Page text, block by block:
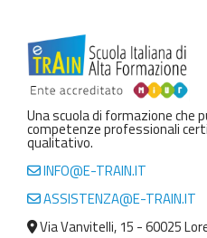
Una scuola di formazione che
competenze professionali
qualitativo.
INFO@E-TRAIN.IT
ASSISTENZA@E-TRAIN.IT
Via Vanvitelli, 15 - 60025